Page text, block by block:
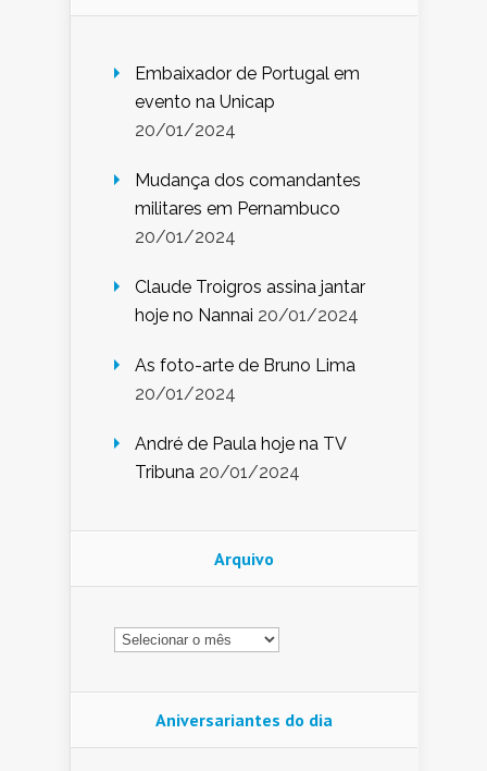
Embaixador de Portugal em
evento na Unicap
20/01/2024
Mudança dos comandantes
militares em Pernambuco
20/01/2024
Claude Troigros assina jantar
hoje no Nannai 20/01/2024
As foto-arte de Bruno Lima
20/01/2024
André de Paula hoje na TV
Tribuna 20/01/2024
Arquivo
Arquivo
Aniversariantes do dia